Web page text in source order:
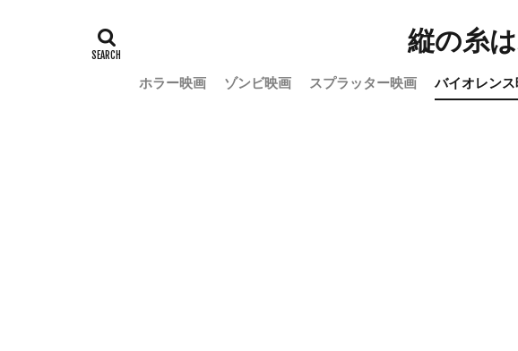
縦の糸
ホラー映画 ゾンビ映画 スプラッター映画 バイオレンス